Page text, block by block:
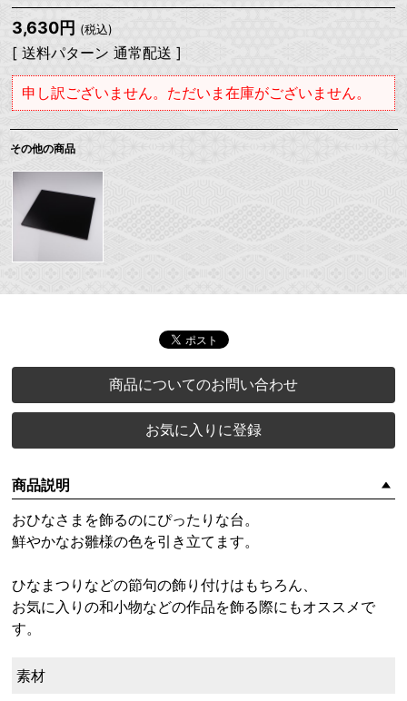
3,630円 (税込)
[ 送料パターン 通常配送 ]
申し訳ございません。ただいま在庫がございません。
その他の商品
商品についてのお問い合わせ
お気に入りに登録
商品説明
おひなさまを飾るのにぴったりな台。
鮮やかなお雛様の色を引き立てます。
ひなまつりなどの節句の飾り付けはもちろん、
お気に入りの和小物などの作品を飾る際にもオススメで
す。
素材